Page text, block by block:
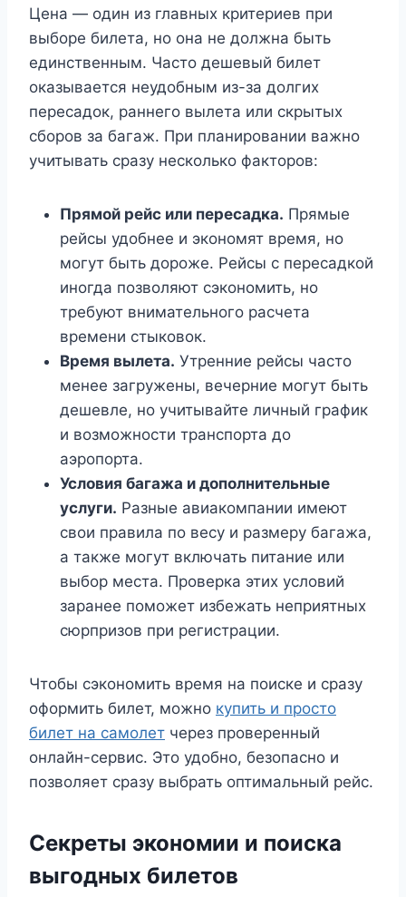
Цена — один из главных критериев при
выборе билета, но она не должна быть
единственным. Часто дешевый билет
оказывается неудобным из-за долгих
пересадок, раннего вылета или скрытых
сборов за багаж. При планировании важно
учитывать сразу несколько факторов:
Прямой рейс или пересадка. Прямые
рейсы удобнее и экономят время, но
могут быть дороже. Рейсы с пересадкой
иногда позволяют сэкономить, но
требуют внимательного расчета
времени стыковок.
Время вылета. Утренние рейсы часто
менее загружены, вечерние могут быть
дешевле, но учитывайте личный график
и возможности транспорта до
аэропорта.
Условия багажа и дополнительные
услуги. Разные авиакомпании имеют
свои правила по весу и размеру багажа,
а также могут включать питание или
выбор места. Проверка этих условий
заранее поможет избежать неприятных
сюрпризов при регистрации.
Чтобы сэкономить время на поиске и сразу
оформить билет, можно купить и просто
билет на самолет через проверенный
онлайн-сервис. Это удобно, безопасно и
позволяет сразу выбрать оптимальный рейс.
Секреты экономии и поиска
выгодных билетов